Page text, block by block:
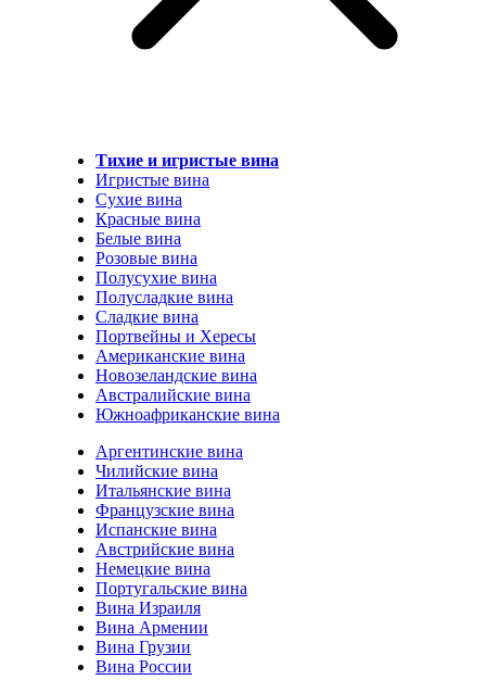
Тихие и игристые вина
Игристые вина
Сухие вина
Красные вина
Белые вина
Розовые вина
Полусухие вина
Полусладкие вина
Сладкие вина
Портвейны и Хересы
Американские вина
Новозеландские вина
Австралийские вина
Южноафриканские вина
Аргентинские вина
Чилийские вина
Итальянские вина
Французские вина
Испанские вина
Австрийские вина
Немецкие вина
Португальские вина
Вина Израиля
Вина Армении
Вина Грузии
Вина России